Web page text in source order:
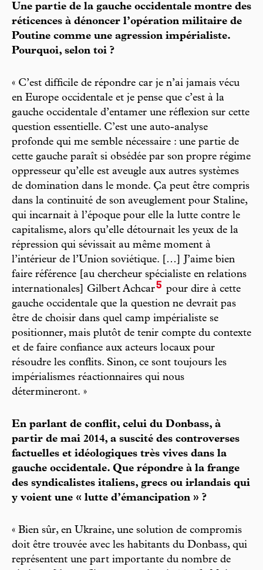
Une partie de la gauche occidentale montre des
réticences à dénoncer l’opération militaire de
Poutine comme une agression impérialiste.
Pourquoi, selon toi ?
« C’est difficile de répondre car je n’ai jamais vécu
en Europe occidentale et je pense que c’est à la
gauche occidentale d’entamer une réflexion sur cette
question essentielle. C’est une auto-analyse
profonde qui me semble nécessaire : une partie de
cette gauche paraît si obsédée par son propre régime
oppresseur qu’elle est aveugle aux autres systèmes
de domination dans le monde. Ça peut être compris
dans la continuité de son aveuglement pour Staline,
qui incarnait à l’époque pour elle la lutte contre le
capitalisme, alors qu’elle détournait les yeux de la
répression qui sévissait au même moment à
l’intérieur de l’Union soviétique. […] J’aime bien
faire référence [au chercheur spécialiste en relations
internationales] Gilbert Achcar5 pour dire à cette
gauche occidentale que la question ne devrait pas
être de choisir dans quel camp impérialiste se
positionner, mais plutôt de tenir compte du contexte
et de faire confiance aux acteurs locaux pour
résoudre les conflits. Sinon, ce sont toujours les
impérialismes réactionnaires qui nous
détermineront. »
En parlant de conflit, celui du Donbass, à
partir de mai 2014, a suscité des controverses
factuelles et idéologiques très vives dans la
gauche occidentale. Que répondre à la frange
des syndicalistes italiens, grecs ou irlandais qui
y voient une « lutte d’émancipation » ?
« Bien sûr, en Ukraine, une solution de compromis
doit être trouvée avec les habitants du Donbass, qui
représentent une part importante du nombre de